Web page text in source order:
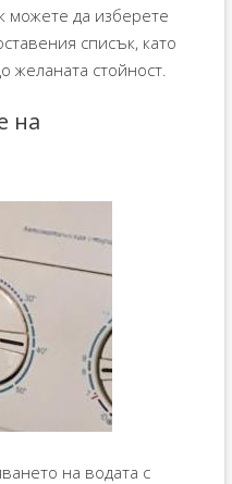
можете да изберете
списък, като
желаната стойност.
на
на водата с